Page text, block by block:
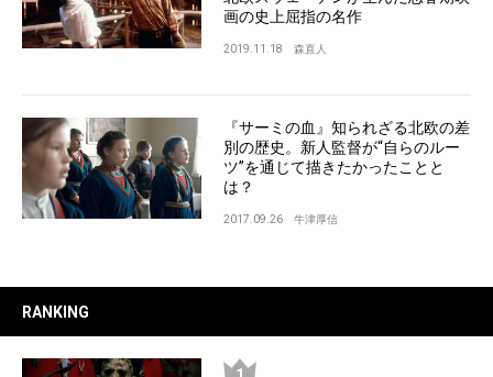
画の史上屈指の名作
2019.11.18 森直人
『サーミの血』知られざる北欧の差
別の歴史。新人監督が“自らのルー
ツ”を通じて描きたかったことと
は？
2017.09.26 牛津厚信
RANKING